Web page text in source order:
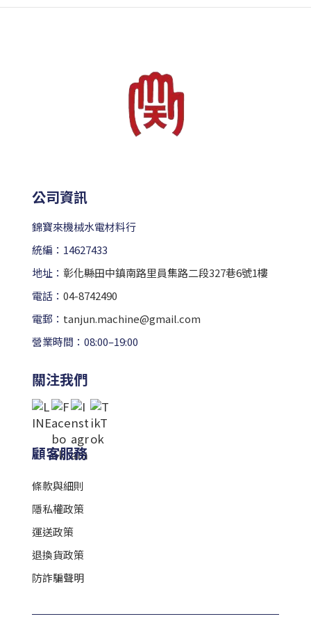
公司資訊
錦寶來機械水電材料行
統編：14627433
地址： 彰化縣田中鎮南路里員集路二段327巷6號1樓
電話： 04-8742490
電郵： tanjun.machine@gmail.com
營業時間：08:00–19:00
關注我們
顧客服務
條款與細則
隱私權政策
運送政策
退換貨政策
防詐騙聲明